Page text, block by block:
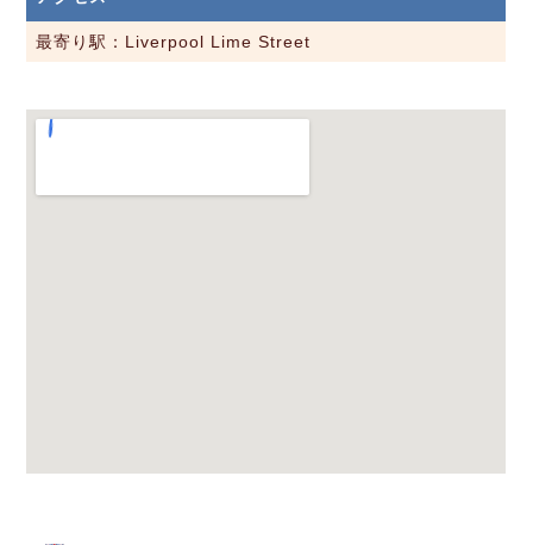
最寄り駅：Liverpool Lime Street